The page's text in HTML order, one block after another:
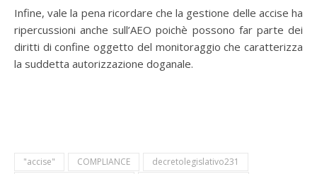
Infine, vale la pena ricordare che la gestione delle accise ha
ripercussioni anche sull’AEO poichè possono far parte dei
diritti di confine oggetto del monitoraggio che caratterizza
la suddetta autorizzazione doganale.
"accise" COMPLIANCE
decretolegislativo231